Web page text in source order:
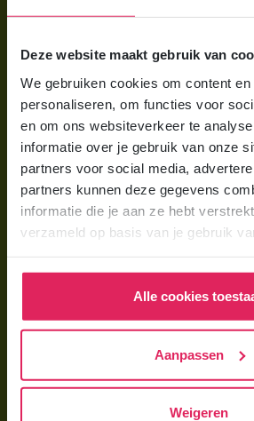
Deze website maakt gebruik van
We gebruiken cookies om content
personaliseren, om functies voor
en om ons websiteverkeer te
informatie over je gebruik van onze
partners voor social media,
partners kunnen deze gegevens
informatie die je aan ze hebt
verzameld op basis van je gebruik
Alle cookies
Aanpassen
Weigeren
Aanmelden bij 4Kids
Brochure aanvragen
Berekening maken
Wat is gastouderopvang?
Wat kost een gastouder?
Hoe vind ik een gastouder?
Gastouder worden bij 4Kids
Hoe vind ik gastkinderen?
Trainingen & cursussen